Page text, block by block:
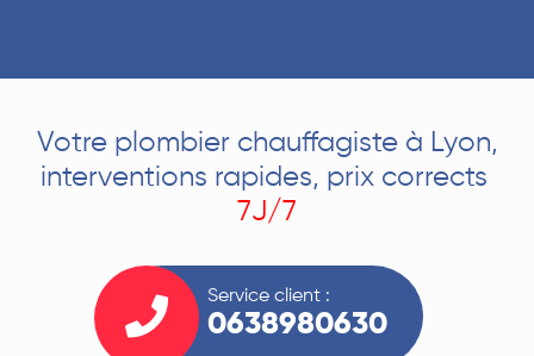
Votre plombier chauffagiste à Lyon,
interventions rapides, prix corrects
7J/7
Service client :
0638980630